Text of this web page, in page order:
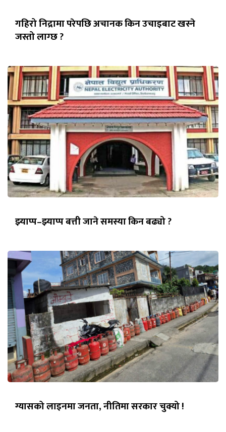
गहिरो निद्रामा परेपछि अचानक किन उचाइबाट खस्ने
जस्तो लाग्छ ?
झ्याप्प–झ्याप्प बत्ती जाने समस्या किन बढ्यो ?
ग्यासको लाइनमा जनता, नीतिमा सरकार चुक्यो !